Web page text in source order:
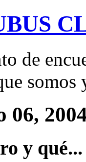
de
06,
y qué...